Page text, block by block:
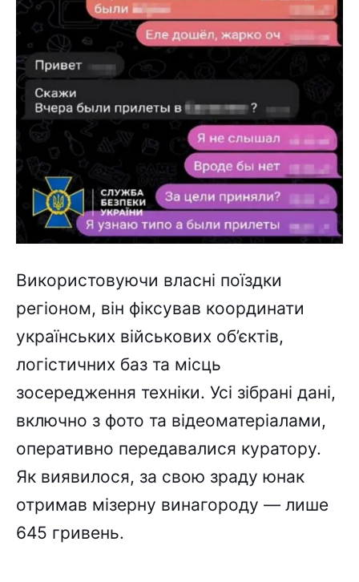
Використовуючи власні поїздки
регіоном, він фіксував координати
українських військових об’єктів,
логістичних баз та місць
зосередження техніки. Усі зібрані дані,
включно з фото та відеоматеріалами,
оперативно передавалися куратору.
Як виявилося, за свою зраду юнак
отримав мізерну винагороду — лише
645 гривень.